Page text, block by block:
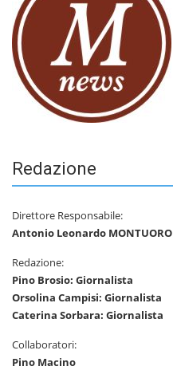
Redazione
Direttore Responsabile:
Antonio Leonardo MONTUORO
Redazione:
Pino Brosio: Giornalista
Orsolina Campisi: Giornalista
Caterina Sorbara: Giornalista
Collaboratori:
Pino Macino